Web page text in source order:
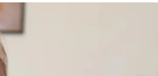
Министерства
полномасштабного